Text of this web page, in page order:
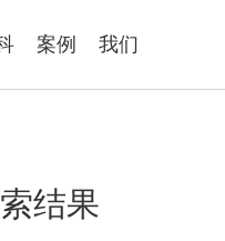
案例 我们
结果